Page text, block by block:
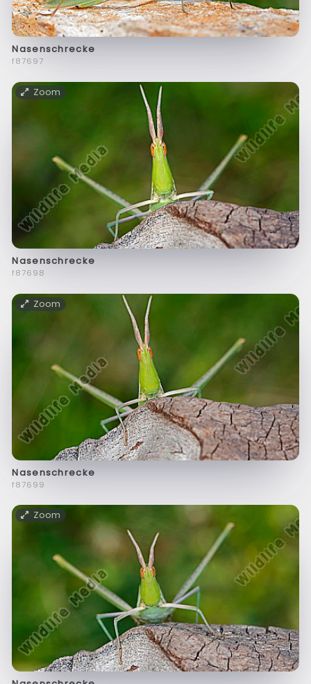
Nasenschrecke
f87697
Zoom
Nasenschrecke
f87698
Zoom
Nasenschrecke
f87699
Zoom